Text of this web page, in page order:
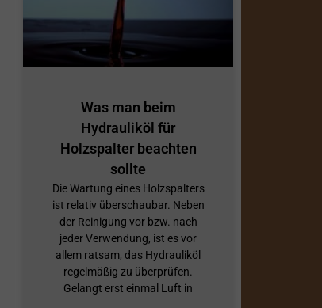
Was man beim
Hydrauliköl für
Holzspalter beachten
sollte
Die Wartung eines Holzspalters
ist relativ überschaubar. Neben
der Reinigung vor bzw. nach
jeder Verwendung, ist es vor
allem ratsam, das Hydrauliköl
regelmäßig zu überprüfen.
Gelangt erst einmal Luft in